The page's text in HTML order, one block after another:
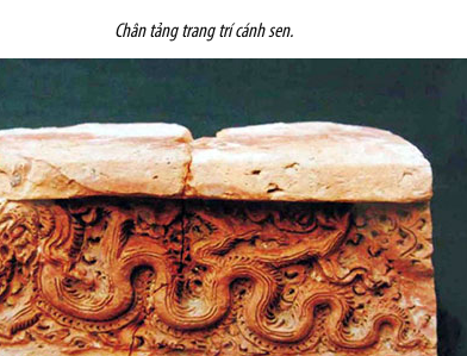
Chân tảng trang trí cánh sen.